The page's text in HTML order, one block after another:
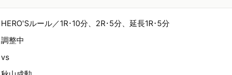
HERO'Sルール／1R･10分、2R･5分、延長1R･5分
調整中
vs